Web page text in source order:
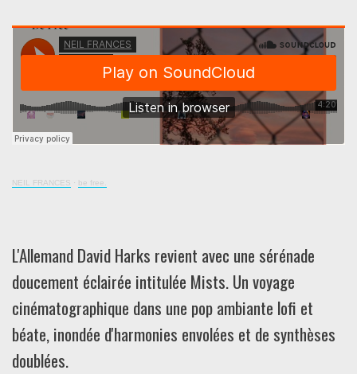
NEIL FRANCES · be free.
L'Allemand David Harks revient avec une sérénade
doucement éclairée intitulée Mists. Un voyage
cinématographique dans une pop ambiante lofi et
béate, inondée d'harmonies envolées et de synthèses
doublées.